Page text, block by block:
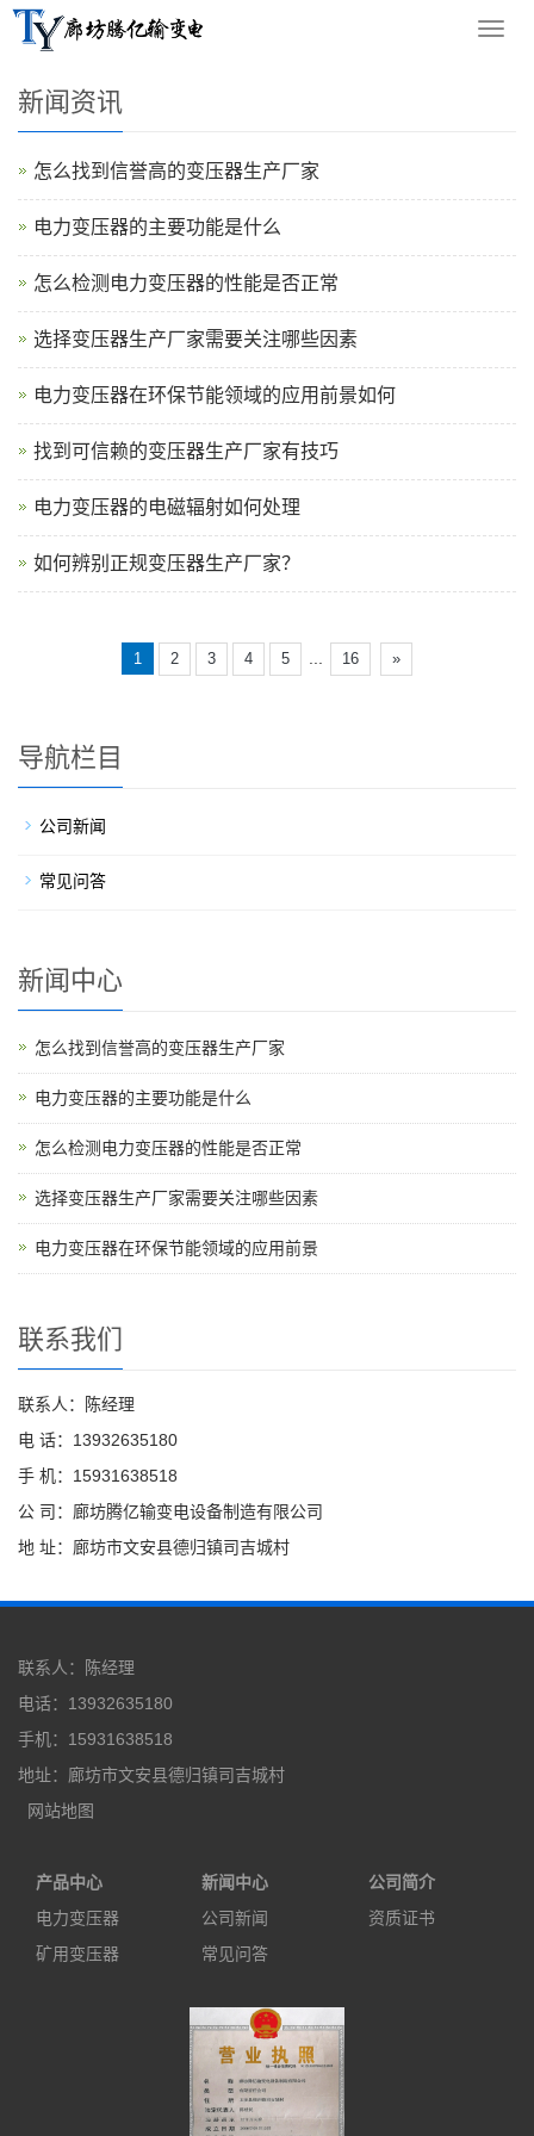
导
您的位置：网站首页>
新闻资讯
怎么找到信誉高的变压器生产厂家
电力变压器的主要功能是什么
怎么检测电力变压器的性能是否正常
选择变压器生产厂家需要关注哪些因素
电力变压器在环保节能领域的应用前景如何
找到可信赖的变压器生产厂家有技巧
电力变压器的电磁辐射如何处理
如何辨别正规变压器生产厂家？
1 2 3 4 5 16 »
导航栏目
公司新闻
常见问答
新闻中心
怎么找到信誉高的变压器生产厂家
电力变压器的主要功能是什么
怎么检测电力变压器的性能是否正常
选择变压器生产厂家需要关注哪些因素
电力变压器在环保节能领域的应用前景
联系我们
联系人：陈经理
电 话：13932635180
手 机：15931638518
公 司：廊坊腾亿输变电设备制造有限公司
地 址：廊坊市文安县德归镇司吉城村
联系人：陈经理
电话：13932635180
手机：15931638518
地址：廊坊市文安县德归镇司吉城村
网站地图
产品中心
电力变压器
矿用变压器
新闻中心
公司新闻
常见问答
公司简介
资质证书